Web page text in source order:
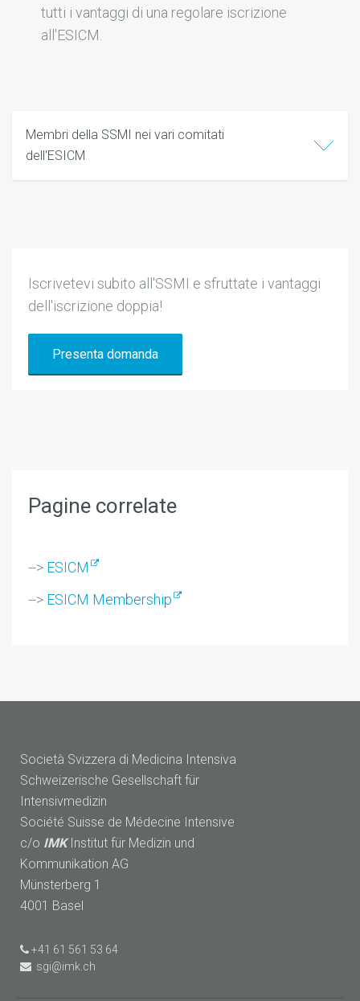
tutti i vantaggi di una regolare iscrizione
all'ESICM.
Membri della SSMI nei vari comitati
dell'ESICM
Iscrivetevi subito all'SSMI e sfruttate i vantaggi
dell'iscrizione doppia!
Presenta domanda
Pagine correlate
--> ESICM
--> ESICM Membership
Società Svizzera di Medicina Intensiva
Schweizerische Gesellschaft für
Intensivmedizin
Société Suisse de Médecine Intensive
c/o IMK Institut für Medizin und
Kommunikation AG
Münsterberg 1
4001 Basel
+41 61 561 53 64
sgi@imk.ch